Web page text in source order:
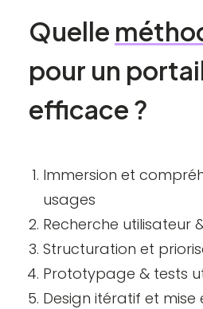
Quelle
pour un
efficace ?
Immersion et
usages
Recherche utilisateur
Structuration et
Prototypage & tests
Design itératif et